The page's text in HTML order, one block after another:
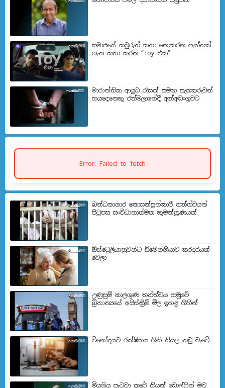
සමාජයේ කවුරුත් කතා නොකරන පැත්තක්
ගැන කතා කරන “Toy එක”
මාරාන්තික ආයුධ රැසක් සමඟ සැකකරුවන්
හයදෙනෙකු රත්මලානේදී අත්අඩංගුවට
Error: Failed to fetch
බන්ධනාගාර නොසන්සුන්කාරී තත්ත්වයන්
පිටුපස සංවිධානාත්මක කුමන්ත්‍රණයක්
ඕස්ට්‍රෙලියානුවන්ට ඩිමෙන්ශියාව කරදරයක්
වෙලා
උණුසුම් කාලගුණ තත්ත්වය හමුවේ
බ්‍රිතාන්‍යයේ අයිස්ක්‍රීම් මිල ඉහළ ගිහින්
විනෝදයට රක්ෂිතය ගිනි තියල නඩු වැටේ
මියගිය පැටවා කරේ තියන් ඩොල්ෆින් මව